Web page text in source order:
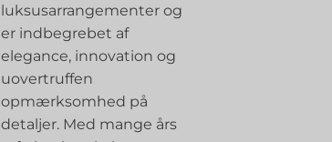
luksusarrangementer og
er indbegrebet af
elegance, innovation og
uovertruffen
opmærksomhed på
detaljer. Med mange års